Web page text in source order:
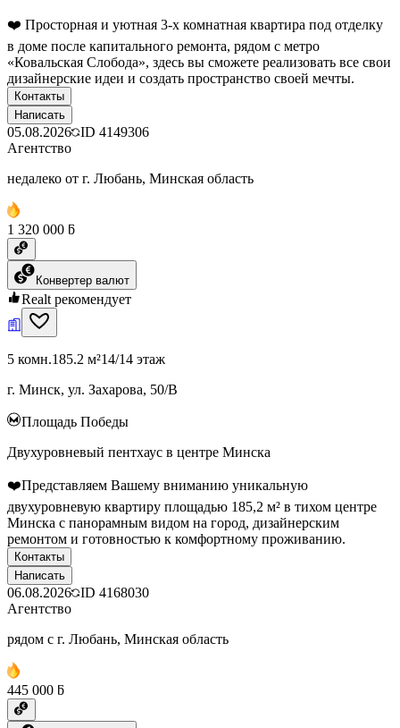
❤️ Просторная и уютная 3-х комнатная квартира под отделку
в доме после капитального ремонта, рядом с метро
«Ковальская Слобода», здесь вы сможете реализовать все свои
дизайнерские идеи и создать пространство своей мечты.
Контакты
Написать
05.08.2026 ID 4149306
Агентство
недалеко от г. Любань, Минская область
1 320 000 ƃ
Конвертер валют
Realt рекомендует
5 комн.185.2 м²14/14 этаж
г. Минск, ул. Захарова, 50/В
Площадь Победы
Двухуровневый пентхаус в центре Минска
❤️Представляем Вашему вниманию уникальную
двухуровневую квартиру площадью 185,2 м² в тихом центре
Минска с панорамным видом на город, дизайнерским
ремонтом и готовностью к комфортному проживанию.
Контакты
Написать
06.08.2026 ID 4168030
Агентство
рядом с г. Любань, Минская область
445 000 ƃ